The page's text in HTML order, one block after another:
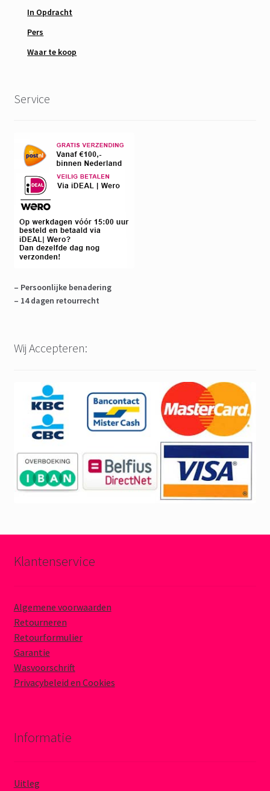
In Opdracht
Pers
Waar te koop
Service
– Persoonlijke benadering
– 14 dagen retourrecht
Wij Accepteren:
Klantenservice
Algemene voorwaarden
Retourneren
Retourformulier
Garantie
Wasvoorschrift
Privacybeleid en Cookies
Informatie
Uitleg